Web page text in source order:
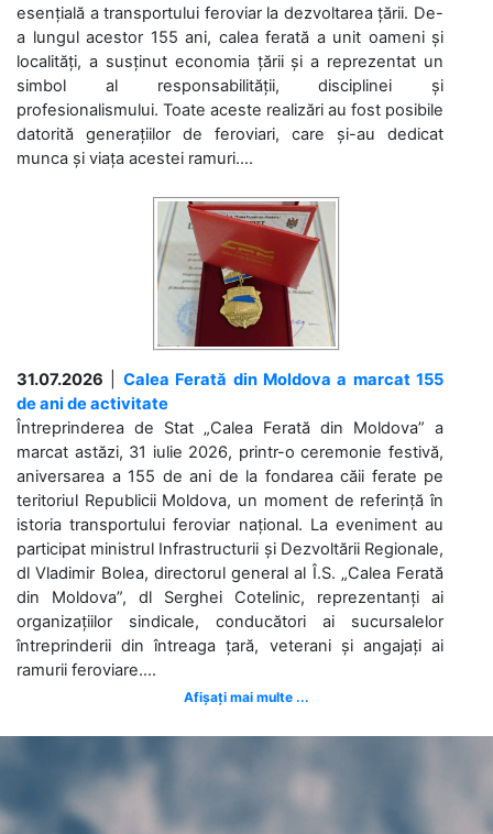
esențială a transportului feroviar la dezvoltarea țării. De-
a lungul acestor 155 ani, calea ferată a unit oameni și
localități, a susținut economia țării și a reprezentat un
simbol al responsabilității, disciplinei și
profesionalismului. Toate aceste realizări au fost posibile
datorită generațiilor de feroviari, care și-au dedicat
munca și viața acestei ramuri....
31.07.2026
Calea Ferată din Moldova a marcat 155
de ani de activitate
Întreprinderea de Stat „Calea Ferată din Moldova” a
marcat astăzi, 31 iulie 2026, printr-o ceremonie festivă,
aniversarea a 155 de ani de la fondarea căii ferate pe
teritoriul Republicii Moldova, un moment de referință în
istoria transportului feroviar național. La eveniment au
participat ministrul Infrastructurii și Dezvoltării Regionale,
dl Vladimir Bolea, directorul general al Î.S. „Calea Ferată
din Moldova”, dl Serghei Cotelinic, reprezentanți ai
organizațiilor sindicale, conducători ai sucursalelor
întreprinderii din întreaga țară, veterani și angajați ai
ramurii feroviare....
Afișați mai multe ...